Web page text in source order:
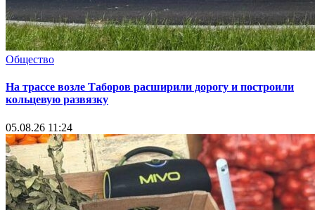
Общество
На трассе возле Таборов расширили дорогу и построили
кольцевую развязку
05.08.26 11:24